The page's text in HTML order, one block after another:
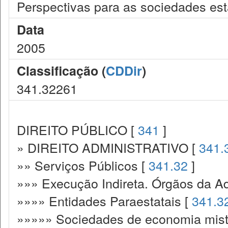
Perspectivas para as sociedades
Data
2005
Classificação (CDDir)
341.32261
DIREITO PÚBLICO [ 341 ]
» DIREITO ADMINISTRATIVO [
»» Serviços Públicos [ 341.32 ]
»»» Execução Indireta. Órgãos da
»»»» Entidades Paraestatais [
»»»»» Sociedades de economia